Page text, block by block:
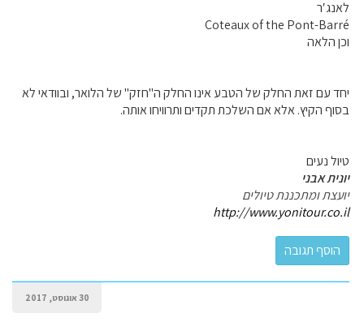
לאנג′ר
Coteaux of the Pont-Barré
וכן הלאה
יחד עם זאת החלק של הטבע אינו החלק ה"חזק" של הלואר, ובוודאי לא
בסוף הקיץ. אלא אם השלכת תקדים ותרוויחו אותה.
טיול נעים
יונית אבני
יועצת ומתכננת טיולים
http://www.yonitour.co.il
30 אוגוסט, 2017